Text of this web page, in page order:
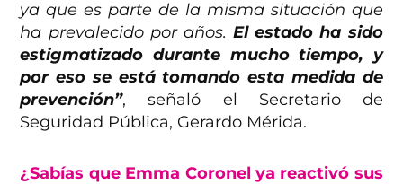
ya que es parte de la misma situación que
ha prevalecido por años.El estado ha sido
estigmatizado durante mucho tiempo, y
por eso se está tomando esta medida de
prevención”, señaló el Secretario de
Seguridad Pública, Gerardo Mérida.
¿Sabías que Emma Coronel ya reactivó sus